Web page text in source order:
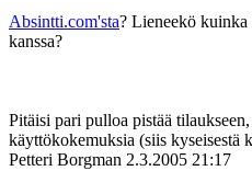
Absintti.com'sta? Lieneekö
kanssa?
Pitäisi pari pulloa pistää
käyttökokemuksia (siis kyseisestä
Petteri Borgman 2.3.2005 21:17